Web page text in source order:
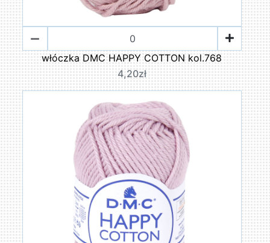
włóczka DMC HAPPY COTTON kol.768
4,20zł